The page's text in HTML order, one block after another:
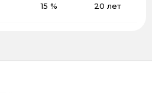
15 % 20 лет